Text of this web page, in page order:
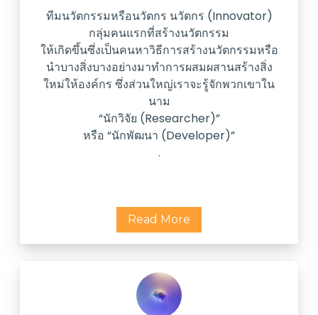
ทีมนวัตกรรมหรือนวัตกร นวัตกร (Innovator)
กลุ่มคนแรกที่สร้างนวัตกรรม
ให้เกิดขึ้นซึ่งเป็นคนหาวิธีการสร้างนวัตกรรมหรือ
นำบางสิ่งบางอย่างมาทำการผสมผสานสร้างสิ่ง
ใหม่ให้องค์กร ซึ่งส่วนใหญ่เราจะรู้จักพวกเขาใน
นาม
“นักวิจัย (Researcher)”
หรือ “นักพัฒนา (Developer)”
.
Read More